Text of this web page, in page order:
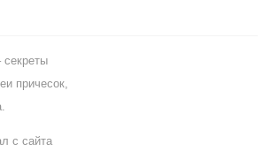
секреты
причесок,
с сайта